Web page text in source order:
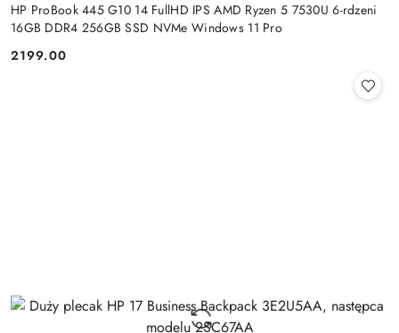
HP ProBook 445 G10 14 FullHD IPS AMD Ryzen 5 7530U 6-rdzeni
16GB DDR4 256GB SSD NVMe Windows 11 Pro
Cena:
2199.00